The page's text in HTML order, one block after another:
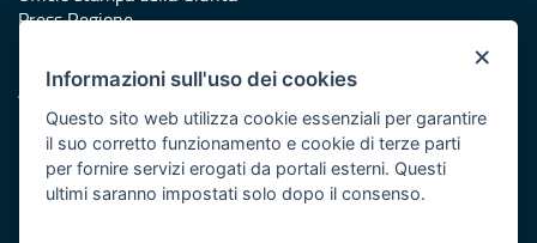
Press Regione
Accessibilità
Dichiarazione di accessibilità
Obiettivi di accessibilità
Redazione
×
Informazioni sull'uso dei cookies
Questo sito web utilizza cookie essenziali per garantire
il suo corretto funzionamento e cookie di terze parti
per fornire servizi erogati da portali esterni. Questi
ultimi saranno impostati solo dopo il consenso.